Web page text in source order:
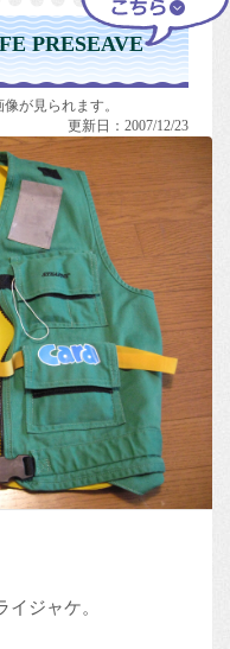
PRESEAVE
が見られます。
更新日：2007/12/23
ジャケ。